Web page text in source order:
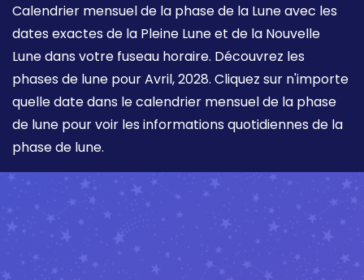
Calendrier mensuel de la phase de la Lune avec les
dates exactes de la Pleine Lune et de la Nouvelle
Lune dans votre fuseau horaire. Découvrez les
phases de lune pour Avril, 2028. Cliquez sur n'importe
quelle date dans le calendrier mensuel de la phase
de lune pour voir les informations quotidiennes de la
phase de lune.